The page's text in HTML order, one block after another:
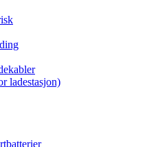
ladestasjon)